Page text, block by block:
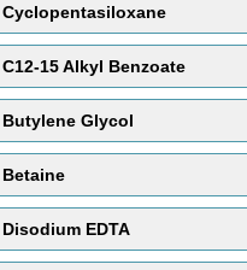
Cyclopentasiloxane
C12-15 Alkyl Benzoate
Butylene Glycol
Betaine
Disodium EDTA